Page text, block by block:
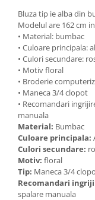
Bluza tip ie alba din
Modelul are 162 cm
• Material: bumbac
• Culoare principala:
• Culori secundare:
• Motiv floral
• Broderie
• Maneca 3/4 clopot
• Recomandari
manuala
Material: Bumbac
Culoare principala:
Culori secundare:
Motiv: floral
Tip: Maneca 3/4
Recomandari
spalare manuala